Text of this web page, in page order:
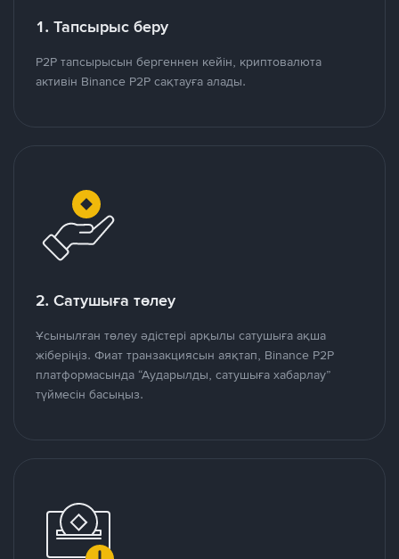
1. Тапсырыс беру
P2P тапсырысын бергеннен кейін, криптовалюта
активін Binance P2P сақтауға алады.
2. Сатушыға төлеу
Ұсынылған төлеу әдістері арқылы сатушыға ақша
жіберіңіз. Фиат транзакциясын аяқтап, Binance P2P
платформасында “Аударылды, сатушыға хабарлау”
түймесін басыңыз.